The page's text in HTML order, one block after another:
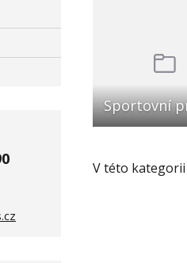
Sportovní
V této kategorii